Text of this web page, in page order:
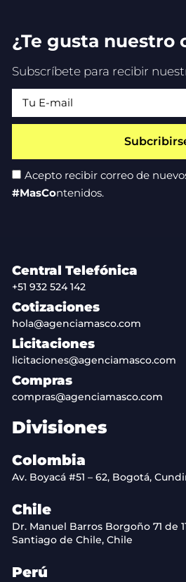
¿Te gusta nuestro
Subscríbete para recibir
Acepto recibir correo de
#MasContenidos.
Central Telefónica
+51 932 524 142
Cotizaciones
hola@agenciamasco.com
Licitaciones
licitaciones@agenciamasco.com
Compras
compras@agenciamasco.com
Divisiones
Colombia
Av. Boyacá #51 – 62, Bogotá,
Chile
Dr. Manuel Barros Borgoño 71 de
Santiago de Chile, Chile
Perú